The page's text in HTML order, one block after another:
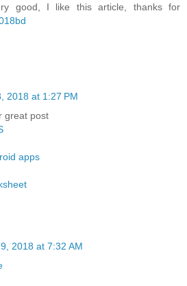
good, I like this article, thanks for
2018 at 1:27 PM
great post
apps
2018 at 7:32 AM